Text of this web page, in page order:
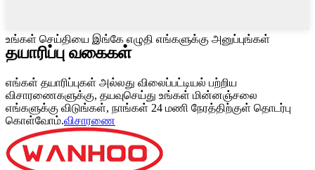
உங்கள் செய்தியை இங்கே எழுதி எங்களுக்கு அனுப்புங்கள்
தயாரிப்பு வகைகள்
எங்கள் தயாரிப்புகள் அல்லது விலைப்பட்டியல் பற்றிய
விசாரணைகளுக்கு, தயவுசெய்து உங்கள் மின்னஞ்சலை
எங்களுக்கு விடுங்கள், நாங்கள் 24 மணி நேரத்திற்குள் தொடர்பு
கொள்வோம்.விசாரணை